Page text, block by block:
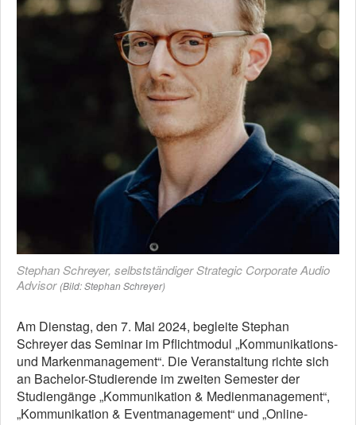
Stephan Schreyer, selbstständiger Strategic Corporate Audio
Advisor (Bild: Stephan Schreyer)
Am Dienstag, den 7. Mai 2024, begleite Stephan
Schreyer das Seminar im Pflichtmodul „Kommunikations-
und Markenmanagement“. Die Veranstaltung richte sich
an Bachelor-Studierende im zweiten Semester der
Studiengänge „Kommunikation & Medienmanagement“,
„Kommunikation & Eventmanagement“ und „Online-